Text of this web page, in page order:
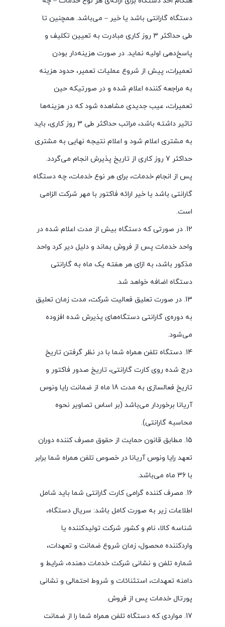
دستگاه گارانتی باشد یا خیر – می‌باشد. همچنین تا
طی حداکثر 3 روز کاری مبادرت به تعیین تکلیف و
پاسخ‌دهی اولیه نماید. در صورت هزینه‌دار بودن
تعمیرات، پیش از شروع عملیات تعمیر، حدود هزینه
به مراجعه‌ کننده اعلام شده و در صورتیکه حین
تعمیرات، عیب جدیدی مشاهده شود که در هزینه‌ها
تاثیر داشته باشد، مراتب حداکثر طی 3 روز کاری، باید
به مشتری اعلام شود و اعلام نتیجه نهایی به مشتری
حداکثر 7 روز کاری از تاریخ پذیرش انجام می‌گردد.
پس از انجام خدمات، برای هر نوع خدمات، چه دستگاه
گارانتی باشد یا خیر ارائه فاکتور با مهر شرکت الزامی
است.
12. در صورتی که دستگاه بیش از مدت اعلام شده در
واحد خدمات پس از فروش بماند و دلیل دیر کرد واحد
مذکور باشد، به ازای هر هفته یک ماه به گارانتی
دستگاه اضافه خواهد شد.
13. در صورت تعلیق فعالیت شرکت، مدت زمان تعلیق
به دوره‌ی گارانتی دستگاه‌های پذیرش شده افزوده
می‌شود.
14. دستگاه تلفن همراه شما با در نظر گرفتن تاریخ
درج شده روی کارت گارانتی، تاریخ صدور فاکتور و
تاریخ فعالسازی به مدت 18 ماه از ضمانت رایا ونوس
آریانا برخوردار می‌باشد (بر اساس تصاویر نحوه
محاسبه گارانتی).
15. مطابق قانون حمایت از حقوق مصرف کننده دوران
تعهد رایا ونوس آریانا در خصوص تلفن همراه شما برابر
با 36 ماه می‌باشد.
16. مصرف کننده گرامی کارت گارانتی شما باید شامل
اطلاعات زیر به صورت کامل باشد: سریال دستگاه،
شناسه کالا، نام و کشور شرکت توليدکننده یا
واردکننده محصول، زمان شروع ضمانت و تعهدات،
شماره تلفن و نشانی شرکت خدمات دهنده، شرایط و
دامنه تعهدات، استثنائات و شروط احتمالی و نشانی
پورتال خدمات پس از فروش.
17. مواردی که دستگاه تلفن همراه شما را از ضمانت